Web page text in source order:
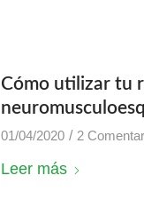
Cómo utilizar tu
01/04/2020 / 2
Leer más